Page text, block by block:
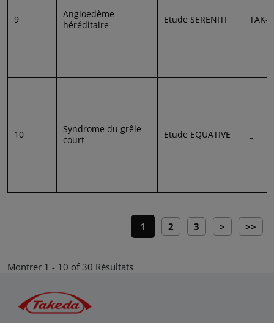
9
Angioedème
héréditaire
Etude SERENITI TAK-
10
Syndrome du grêle
court
Etude EQUATIVE
Pagination
Current page
1 Page
2 Page
3 Next page
> Last
>>
Montrer 1 - 10 of 30 Résultats